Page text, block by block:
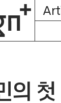
의